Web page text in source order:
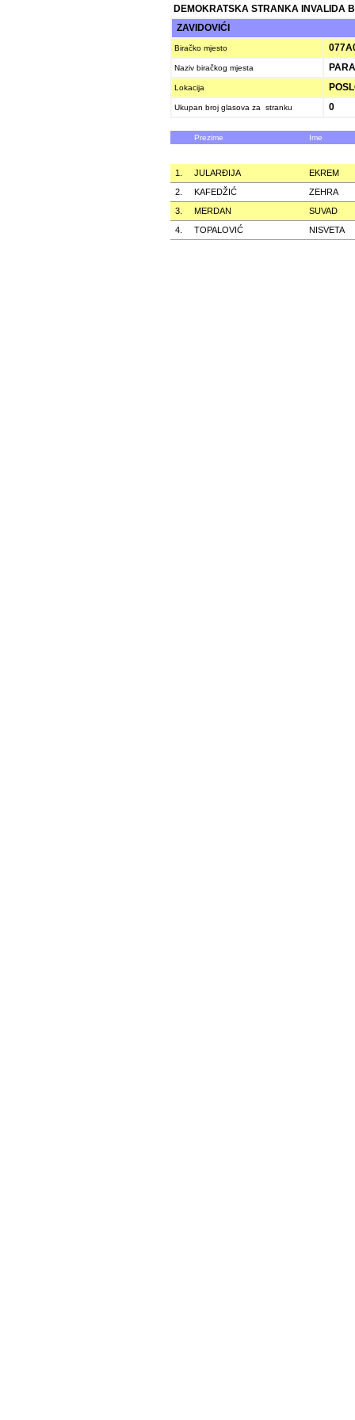
DEMOKRATSKA STRANKA INVALIDA
ZAVIDOVIĆI
Biračko mjesto
Naziv biračkog mjesta
Lokacija
Ukupan broj glasova za stranku 0
Prezime Ime
1. JULARÐIJA
EKREM
2.
KAFEDŽIĆ
ZEHRA
3.
MERDAN
SUVAD
4.
TOPALOVIĆ NISVETA